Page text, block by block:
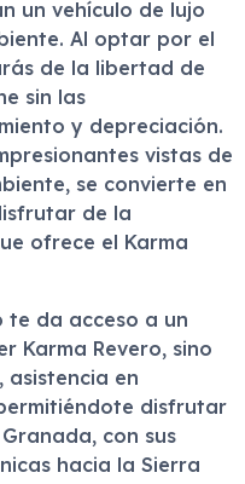
un vehículo de lujo
Al optar por el
de la libertad de
sin las
y depreciación.
vistas de
se convierte en
de la
ofrece el Karma
te da acceso a un
Karma Revero, sino
asistencia en
disfrutar
con sus
hacia la Sierra